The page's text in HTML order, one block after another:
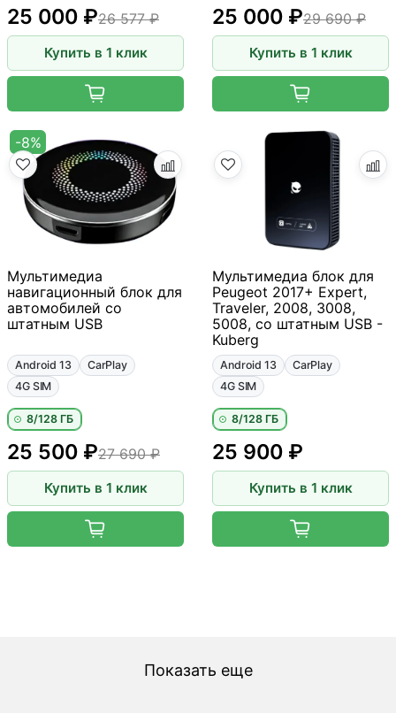
25 000 ₽26 577 ₽
Купить в 1 клик
29 690 ₽
25 000 ₽
Купить в 1 клик
-8%
Мультимедиа
навигационный блок для
автомобилей со
штатным USB
Android 13
CarPlay
4G SIM
8/128 ГБ
27 690 ₽
25 500 ₽
Купить в 1 клик
Мультимедиа блок для
Peugeot 2017+ Expert,
Traveler, 2008, 3008,
5008, со штатным USB -
Kuberg
Android 13
CarPlay
4G SIM
8/128 ГБ
25 900 ₽
Купить в 1 клик
Показать еще